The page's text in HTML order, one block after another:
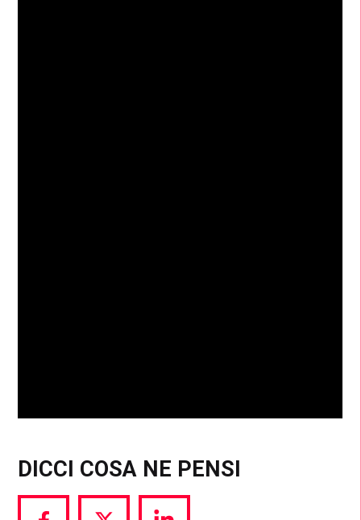
DICCI COSA NE PENSI